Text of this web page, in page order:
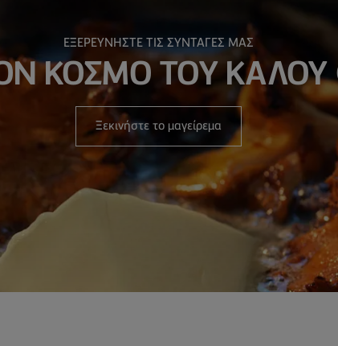
ΕΞΕΡΕΥΝΗΣΤΕ ΤΙΣ ΣΥΝΤΑΓΕΣ ΜΑΣ
ΚΟΣΜΟ ΤΟΥ
Ξεκινήστε το μαγείρεμα